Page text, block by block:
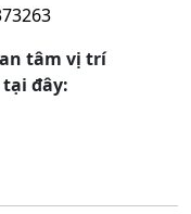
tâm vị trí
đây: